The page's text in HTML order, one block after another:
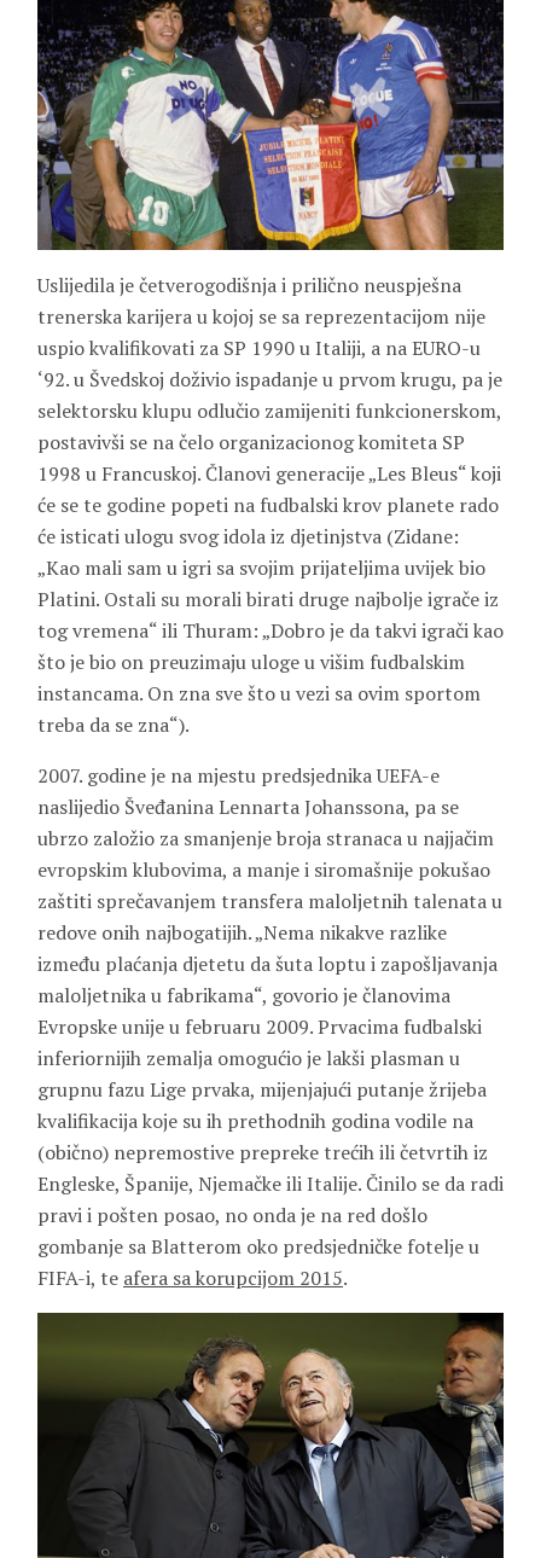
Uslijedila je četverogodišnja i prilično neuspješna
trenerska karijera u kojoj se sa reprezentacijom nije
uspio kvalifikovati za SP 1990 u Italiji, a na EURO-u
‘92. u Švedskoj doživio ispadanje u prvom krugu, pa je
selektorsku klupu odlučio zamijeniti funkcionerskom,
postavivši se na čelo organizacionog komiteta SP
1998 u Francuskoj. Članovi generacije „Les Bleus“ koji
će se te godine popeti na fudbalski krov planete rado
će isticati ulogu svog idola iz djetinjstva (Zidane:
„Kao mali sam u igri sa svojim prijateljima uvijek bio
Platini. Ostali su morali birati druge najbolje igrače iz
tog vremena“ ili Thuram: „Dobro je da takvi igrači kao
što je bio on preuzimaju uloge u višim fudbalskim
instancama. On zna sve što u vezi sa ovim sportom
treba da se zna“).
2007. godine je na mjestu predsjednika UEFA-e
naslijedio Šveđanina Lennarta Johanssona, pa se
ubrzo založio za smanjenje broja stranaca u najjačim
evropskim klubovima, a manje i siromašnije pokušao
zaštiti sprečavanjem transfera maloljetnih talenata u
redove onih najbogatijih. „Nema nikakve razlike
između plaćanja djetetu da šuta loptu i zapošljavanja
maloljetnika u fabrikama“, govorio je članovima
Evropske unije u februaru 2009. Prvacima fudbalski
inferiornijih zemalja omogućio je lakši plasman u
grupnu fazu Lige prvaka, mijenjajući putanje žrijeba
kvalifikacija koje su ih prethodnih godina vodile na
(obično) nepremostive prepreke trećih ili četvrtih iz
Engleske, Španije, Njemačke ili Italije. Činilo se da radi
pravi i pošten posao, no onda je na red došlo
gombanje sa Blatterom oko predsjedničke fotelje u
FIFA-i, te afera sa korupcijom 2015.